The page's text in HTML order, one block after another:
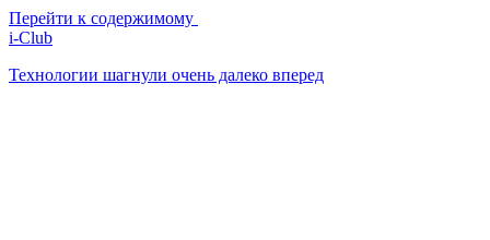
Перейти к содержимому
i-Club
Технологии шагнули очень далеко вперед